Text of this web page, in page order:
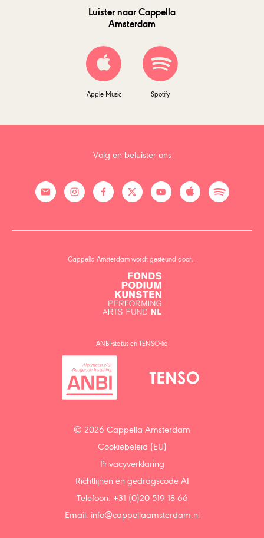
Luister naar Cappella
Amsterdam
Apple Music Spotify
Volg en beluister ons
Cappella Amsterdam wordt gesteund door…
ANBI-status en TENSO-lid
© 2026 Cappella Amsterdam
Cookiebeleid (EU)
Privacyverklaring
Richtlijnen en gedragscode AI
Telefoon: +31 (0)20 519 18 66
Email: info@cappellaamsterdam.nl